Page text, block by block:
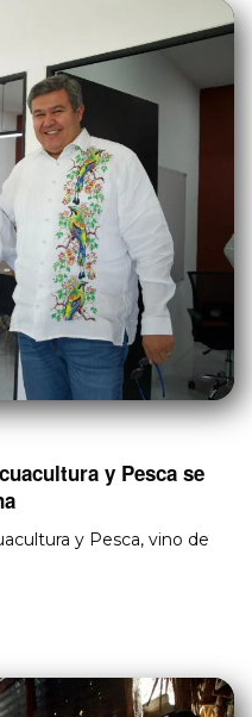
y Pesca se
y Pesca, vino de